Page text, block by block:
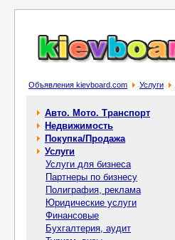
Объявления kievboard.com Услуги
Авто. Мото. Транспорт
Недвижимость
Покупка/Продажа
Услуги
Услуги для бизнеса
Партнеры по бизнесу
Полиграфия, реклама
Юридические услуги
Финансовые
Бухгалтерия, аудит